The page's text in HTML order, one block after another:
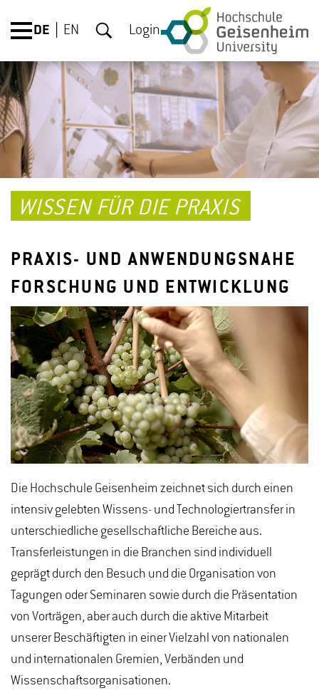
DE EN Login
WISSEN FÜR DIE PRAXIS
PRAXIS- UND ANWENDUNGSNAHE
FORSCHUNG UND ENTWICKLUNG
Die Hochschule Geisenheim zeichnet sich durch einen
intensiv gelebten Wissens- und Technologiertransfer in
unterschiedliche gesellschaftliche Bereiche aus.
Transferleistungen in die Branchen sind individuell
geprägt durch den Besuch und die Organisation von
Tagungen oder Seminaren sowie durch die Präsentation
von Vorträgen, aber auch durch die aktive Mitarbeit
unserer Beschäftigten in einer Vielzahl von nationalen
und internationalen Gremien, Verbänden und
Wissenschaftsorganisationen.